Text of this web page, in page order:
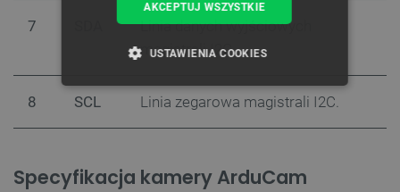
7
Linia danych wyjściowych
magistrali I2C.
8 SCL Linia zegarowa magistrali I2C.
Specyfikacja kamery ArduCam
AKCEPTUJ WSZYSTKIE
USTAWIENIA COOKIES
WYDAJNOŚĆ
FUNKCJONALNOŚĆ